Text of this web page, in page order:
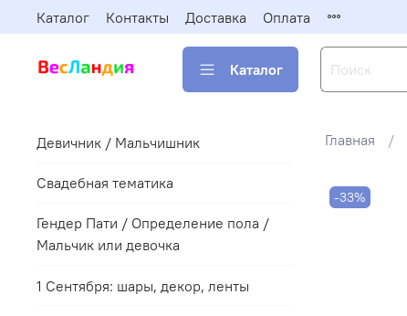
Каталог Контакты Доставка Оплата
Каталог
Главная
-33%
Девичник / Мальчишник
Свадебная тематика
Гендер Пати / Определение пола /
Мальчик или девочка
1 Сентября: шары, декор, ленты